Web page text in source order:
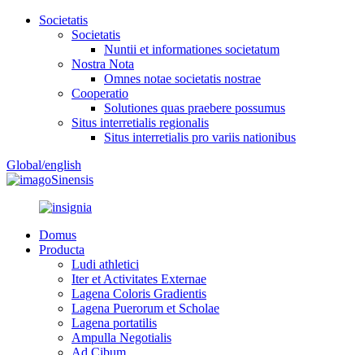
Societatis
Societatis
Nuntii et informationes societatum
Nostra Nota
Omnes notae societatis nostrae
Cooperatio
Solutiones quas praebere possumus
Situs interretialis regionalis
Situs interretialis pro variis nationibus
Global/english
Sinensis
Domus
Producta
Ludi athletici
Iter et Activitates Externae
Lagena Coloris Gradientis
Lagena Puerorum et Scholae
Lagena portatilis
Ampulla Negotialis
Ad Cibum